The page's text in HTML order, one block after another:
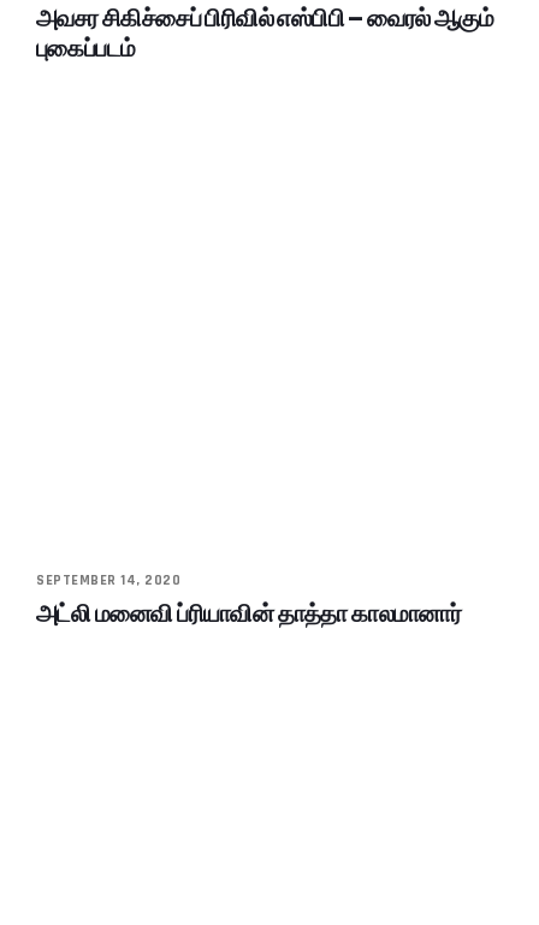
அவசர சிகிச்சைப் பிரிவில் எஸ்பிபி – வைரல் ஆகும்
புகைப்படம்
SEPTEMBER 14, 2020
அட்லி மனைவி ப்ரியாவின் தாத்தா காலமானார்